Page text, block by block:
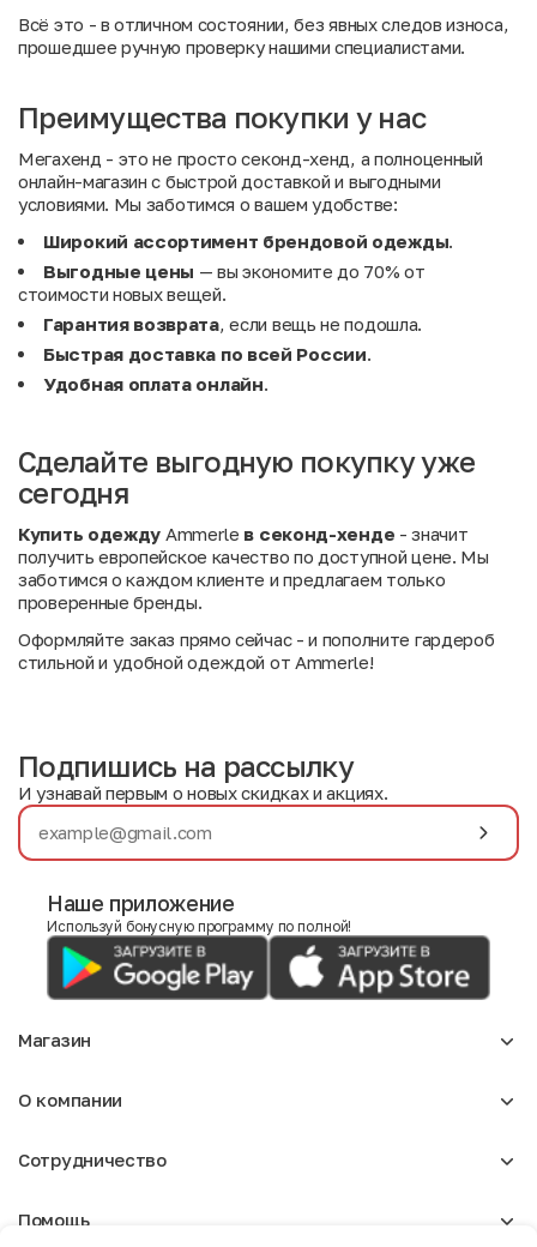
Всё это - в отличном состоянии, без явных следов износа,
прошедшее ручную проверку нашими специалистами.
Преимущества покупки у нас
Мегахенд - это не просто секонд-хенд, а полноценный
онлайн-магазин с быстрой доставкой и выгодными
условиями. Мы заботимся о вашем удобстве:
Широкий ассортимент брендовой одежды.
Выгодные цены — вы экономите до 70% от
стоимости новых вещей.
Гарантия возврата, если вещь не подошла.
Быстрая доставка по всей России.
Удобная оплата онлайн.
Сделайте выгодную покупку уже
сегодня
Купить одежду Ammerle в секонд-хенде - значит
получить европейское качество по доступной цене. Мы
заботимся о каждом клиенте и предлагаем только
проверенные бренды.
Оформляйте заказ прямо сейчас - и пополните гардероб
стильной и удобной одеждой от Ammerle!
Подпишись на рассылку
И узнавай первым о новых скидках и акциях.
Наше приложение
Используй бонусную программу по полной!
Магазин
Для девочек
Женское
Мужское
О компании
Отзывы
Вакансии
Сотрудничество
Арендодателям
Помощь